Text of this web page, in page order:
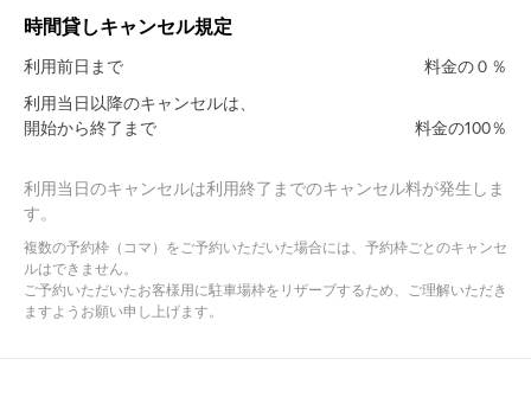
ださい。
※鍵やバイクカバー等、お客様にて対策されることをおすすめして
おります！
●表記の車室サイズは、駐車可能サイズではございません。
乗り降りのスペースをご考慮のうえ、ご予約ください。
●駐車場内での空ぶかしやアイドリング、駐車場内で騒ぐこと、た
むろすることは絶対におやめ下さい。
時間貸しキャンセル規定
利用前日まで
料金の０％
利用当日以降のキャンセルは、
開始から終了まで
料金の100％
利用当日のキャンセルは利用終了までのキャンセル料が発生しま
す。
複数の予約枠（コマ）をご予約いただいた場合には、予約枠ごとのキャンセ
ルはできません。
ご予約いただいたお客様用に駐車場枠をリザーブするため、ご理解いただき
ますようお願い申し上げます。